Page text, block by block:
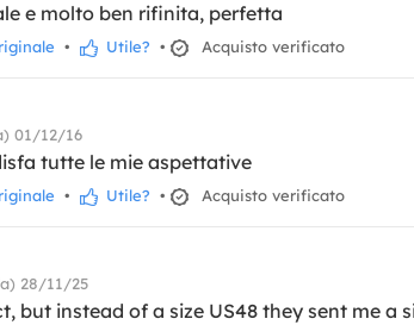
e molto ben rifinita, perfetta
• Utile? • Acquisto verificato
01/12/16
tutte le mie aspettative
• Utile? • Acquisto verificato
28/11/25
but instead of a size US48 they sent me a